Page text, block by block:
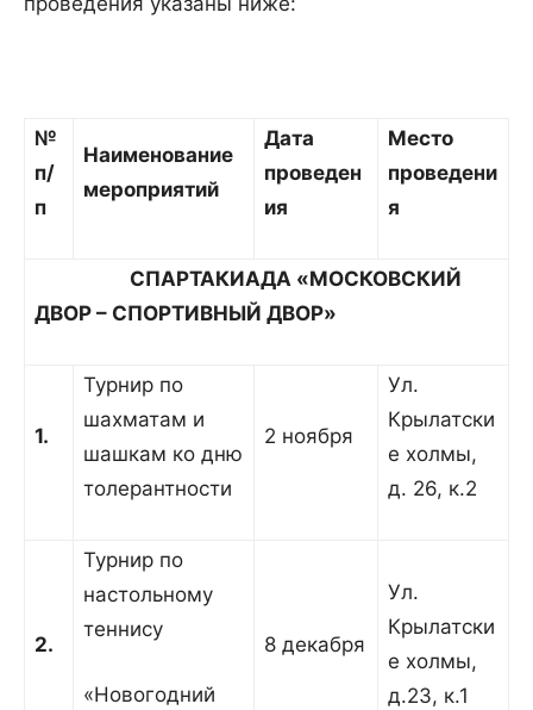
№
п/
п
Наименование
мероприятий
Дата
проведен
ия
Место
проведени
я
СПАРТАКИАДА «МОСКОВСКИЙ
ДВОР – СПОРТИВНЫЙ ДВОР»
1.
Турнир по
шахматам и
шашкам ко дню
толерантности
2 ноября
Ул.
Крылатски
е холмы,
д. 26, к.2
2.
Турнир по
настольному
теннису
«Новогодний
8 декабря
Ул.
Крылатски
е холмы,
д.23, к.1